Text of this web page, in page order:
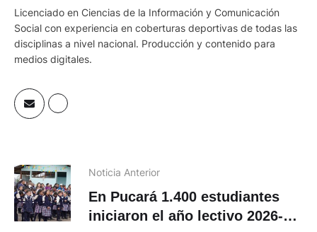
Licenciado en Ciencias de la Información y Comunicación
Social con experiencia en coberturas deportivas de todas las
disciplinas a nivel nacional. Producción y contenido para
medios digitales.
Noticia Anterior
En Pucará 1.400 estudiantes
iniciaron el año lectivo 2026-